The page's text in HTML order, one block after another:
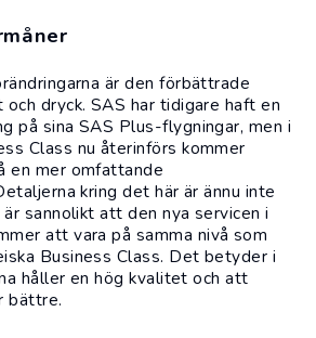
är den förbättrade
dryck. SAS har tidigare haft en
på sina SAS Plus-flygningar, men i
Class nu återinförs kommer
en mer omfattande
kring det här är ännu inte
sannolikt att den nya servicen i
att vara på samma nivå som
Business Class. Det betyder i
håller en hög kvalitet och att
bättre.